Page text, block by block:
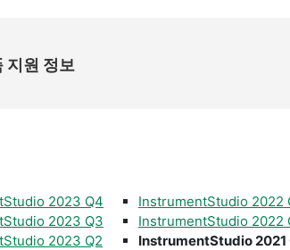
지원 정보
2023 Q4
2023 Q3
2023 Q2
InstrumentStudio 2022
InstrumentStudio 2022
InstrumentStudio 2021